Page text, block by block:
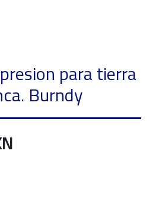
para tierra
Burndy